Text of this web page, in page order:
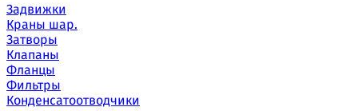
Задвижки
Краны шар.
Затворы
Клапаны
Фланцы
Фильтры
Конденсатоотводчики